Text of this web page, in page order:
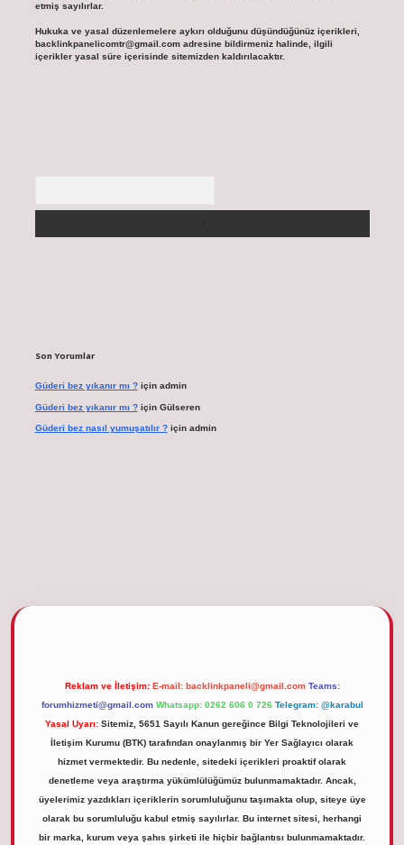
etmiş sayılırlar.
Hukuka ve yasal düzenlemelere aykırı olduğunu düşündüğünüz içerikleri,
backlinkpanelicomtr@gmail.comadresine bildirmeniz halinde, ilgili
içerikler yasal süre içerisinde sitemizden kaldırılacaktır.
Son Yorumlar
Güderi bez yıkanır mı ?için admin
Güderi bez yıkanır mı ?için Gülseren
Güderi bez nasıl yumuşatılır ?için admin
Reklam ve İletişim: E-mail: backlinkpaneli@gmail.com Teams:
forumhizmeti@gmail.com Whatsapp: 0262 606 0 726 Telegram: @karabul
Yasal Uyarı: Sitemiz, 5651 Sayılı Kanun gereğince Bilgi Teknolojileri ve
İletişim Kurumu (BTK) tarafından onaylanmış bir Yer Sağlayıcı olarak
hizmet vermektedir. Bu nedenle, sitedeki içerikleri proaktif olarak
denetleme veya araştırma yükümlülüğümüz bulunmamaktadır. Ancak,
üyelerimiz yazdıkları içeriklerin sorumluluğunu taşımakta olup, siteye üye
olarak bu sorumluluğu kabul etmiş sayılırlar. Bu internet sitesi, herhangi
bir marka, kurum veya şahıs şirketi ile hiçbir bağlantısı bulunmamaktadır.